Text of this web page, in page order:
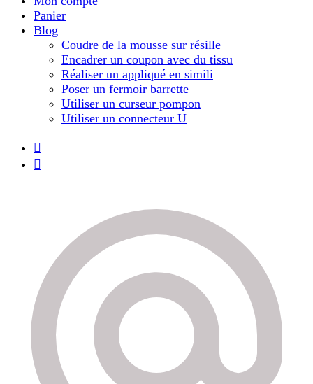
Panier
Blog
Coudre de la mousse sur résille
Encadrer un coupon avec du tissu
Réaliser un appliqué en simili
Poser un fermoir barrette
Utiliser un curseur pompon
Utiliser un connecteur U